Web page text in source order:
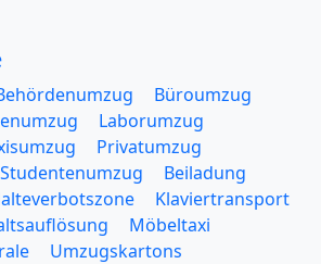
Büroumzug
Laborumzug
Privatumzug
Studentenumzug
Beiladung
Klaviertransport
Möbeltaxi
Umzugskartons